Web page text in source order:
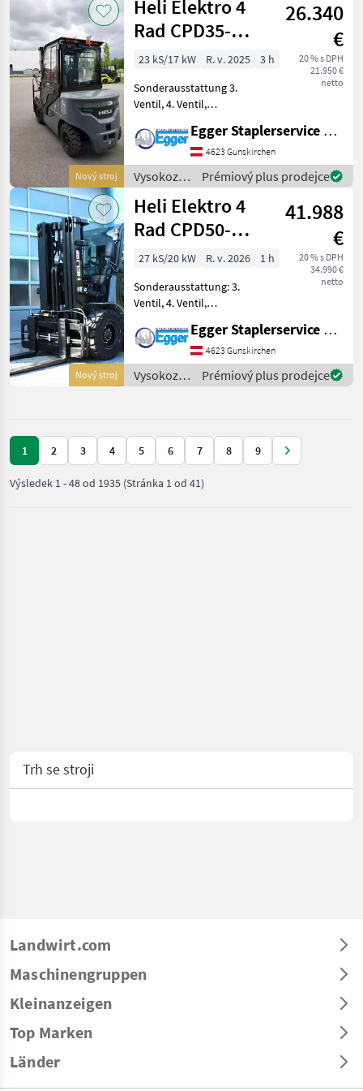
skladová
technika /
Toyota
Nový stroj
Heli Elektro 4
Rad CPD35-
A6LiK3-H
26.340
€
20 % s DPH
21.950 €
netto
23 kS/17 kW R. v. 2025
3 h
Sonderausstattung 3.
Ventil, 4. Ventil,
Arbeitsscheinwerfer vorn,
Dachabdeckung,
Frontscheibe, Halbkabine,
Lastschutzgitter, STVZO, Vol
Egger Staplerservice GmbH &Co KG
4623 Gunskirchen
Vysokozdvižné
vozíky a
skladová
technika /
Heli
Prémiový plus prodejce
Nový stroj
Heli Elektro 4
Rad CPD50-
A7LiK2-M
41.988
€
20 % s DPH
34.990 €
netto
27 kS/20 kW R. v. 2026
1 h
Sonderausstattung: 3.
Ventil, 4. Ventil,
Arbeitsscheinwerfer vorn,
Dachabdeckung,
Frontscheibe, Heizung,
Lastschutzgitter,
Egger Staplerservice GmbH &Co KG
4623 Gunskirchen
Vysokozdvižné
vozíky a
Heli
Prémiový plus prodejce
1 2 3 4 5 6 7 8 9
Výsledek 1-48od 1935 (Stránka 1 od 41)
Trh se stroji
Landwirt.com
Maschinengruppen
Kleinanzeigen
Top Marken
Länder